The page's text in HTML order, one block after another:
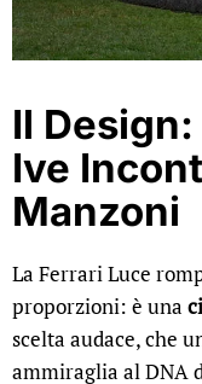
Il
Ive
Manzoni
La Ferrari Luce
proporzioni: è una
scelta audace, che
ammiraglia al DNA